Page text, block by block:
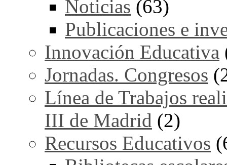
Noticias (63)
Publicaciones e
Innovación Educativa
Jornadas. Congresos
Línea de Trabajos
III de Madrid (2)
Recursos Educativos